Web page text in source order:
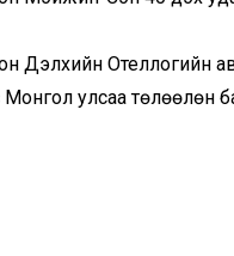
Дэлхийн Отеллогийн
Монгол улсаа төлөөлөн